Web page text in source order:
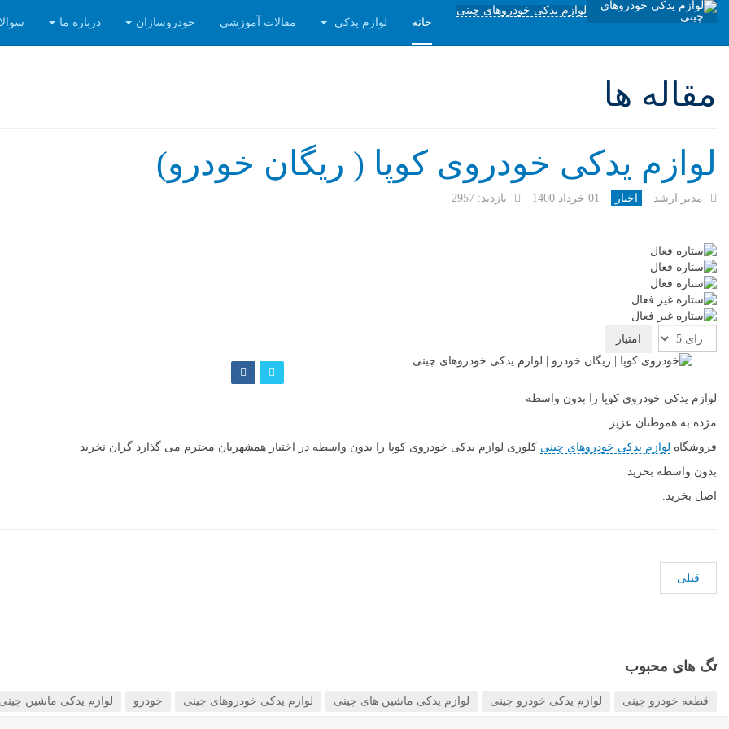
لوازم یدکی خودروهای چینی
خانه
لوازم یدکی مقالات آموزشی خودروسازان درباره ما
مقاله ها
لوازم یدکی خودروی کوپا ( ریگان خودرو)
مدیر ارشد اخبار 01 خرداد 1400 بازدید: 2957
امتیاز
کاربران
لطفا
رای
لوازم یدکی خودروی کوپا را بدون واسطه
مژده به هموطنان عزیز
فروشگاه لوازم یدکی خودروهای چینی کلوری لوازم یدکی خودروی کوپا را بدون واسطه در اختیار همشهریان محترم می گذارد گران نخرید
بدون واسطه بخرید
اصل بخرید.
قبلی
تگ های محبوب
قطعه خودرو چینی لوازم یدکی خودرو چینی لوازم یدکی ماشین های چینی لوازم یدکی خودروهای چینی خودرو لوازم یدکی ماشین چینی